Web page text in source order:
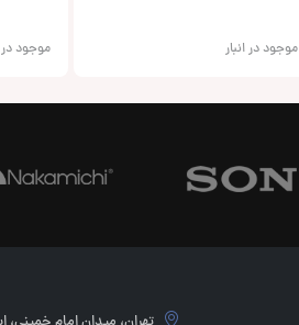
موجود در انبار موجود در